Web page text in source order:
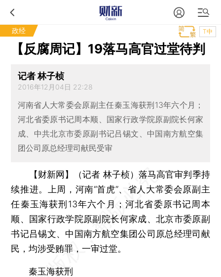
政经 T中
【反腐周记】19落马高官过堂待判
记者 林子桢
2016年12月04日 22:28
河南省人大常委会原副主任秦玉海获刑13年六个月；
河北省委原书记周本顺、国家行政学院原副院长何家
成、中共北京市委原副书记吕锡文、中国南方航空集
团公司原总经理司献民受审
【财新网】（记者 林子桢） 落马高官审判季持
续推进。上周，河南“首虎”、省人大常委会原副主
任秦玉海获刑13年六个月；河北省委原书记周本
顺、国家行政学院原副院长何家成、北京市委原副
书记吕锡文、中国南方航空集团公司原总经理司献
民，均涉受贿罪，一审过堂。
秦玉海获刑